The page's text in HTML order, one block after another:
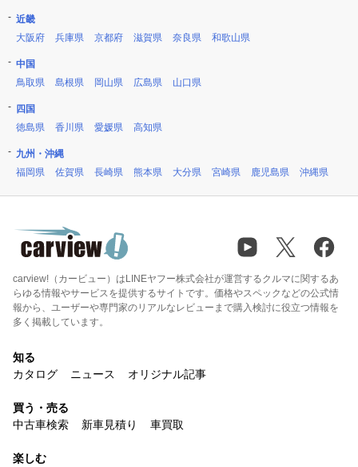
近畿
大阪府
兵庫県 京都府 滋賀県 奈良県 和歌山県
中国
鳥取県
島根県 岡山県 広島県 山口県
四国
徳島県
香川県 愛媛県 高知県
九州・沖縄
福岡県
佐賀県 長崎県 熊本県 大分県 宮崎県 鹿児島県 沖縄県
carview!（カービュー）はLINEヤフー株式会社が運営するクルマに関するあ
らゆる情報やサービスを提供するサイトです。価格やスペックなどの公式情
報から、ユーザーや専門家のリアルなレビューまで購入検討に役立つ情報を
多く掲載しています。
知る
カタログ
ニュース オリジナル記事
買う・売る
中古車検索
新車見積り 車買取
楽しむ